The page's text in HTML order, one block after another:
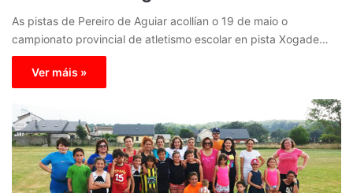
As pistas de Pereiro de Aguiar acollían o 19 de maio o
campionato provincial de atletismo escolar en pista Xogade…
Ver máis »